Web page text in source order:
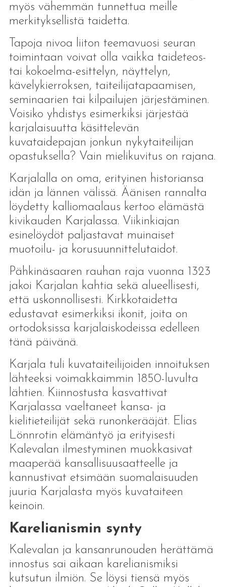
myös vähemmän tunnettua meille
merkityksellistä taidetta.
Tapoja nivoa liiton teemavuosi seuran
toimintaan voivat olla vaikka taideteos-
tai kokoelma-esittelyn, näyttelyn,
kävelykierroksen, taiteilijatapaamisen,
seminaarien tai kilpailujen järjestäminen.
Voisiko yhdistys esimerkiksi järjestää
karjalaisuutta käsittelevän
kuvataidepajan jonkun nykytaiteilijan
opastuksella? Vain mielikuvitus on rajana.
Karjalalla on oma, erityinen historiansa
idän ja lännen välissä. Äänisen rannalta
löydetty kalliomaalaus kertoo elämästä
kivikauden Karjalassa. Viikinkiajan
esinelöydöt paljastavat muinaiset
muotoilu- ja korusuunnittelutaidot.
Pähkinäsaaren rauhan raja vuonna 1323
jakoi Karjalan kahtia sekä alueellisesti,
että uskonnollisesti. Kirkkotaidetta
edustavat esimerkiksi ikonit, joita on
ortodoksissa karjalaiskodeissa edelleen
tänä päivänä.
Karjala tuli kuvataiteilijoiden innoituksen
lähteeksi voimakkaimmin 1850-luvulta
lähtien. Kiinnostusta kasvattivat
Karjalassa vaeltaneet kansa- ja
kielitieteilijät sekä runonkerääjät. Elias
Lönnrotin elämäntyö ja erityisesti
Kalevalan ilmestyminen muokkasivat
maaperää kansallisuusaatteelle ja
kannustivat etsimään suomalaisuuden
juuria Karjalasta myös kuvataiteen
keinoin.
Karelianismin synty
Kalevalan ja kansanrunouden herättämä
innostus sai aikaan karelianismiksi
kutsutun ilmiön. Se löysi tiensä myös